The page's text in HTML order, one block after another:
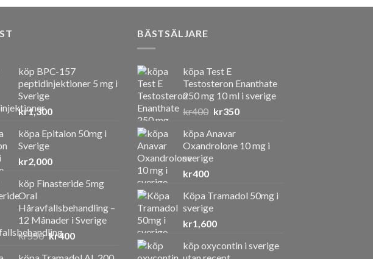
köp BPC-157
peptidinjektioner 5 mg i
Sverige
kr1,300
köpa Epitalon 50mg i
Sverige
kr2,000
köp Finasteride 5mg
Oral
Håravfallsbehandling –
12 Månader i Sverige
kr550 Det
kr400Det
BÄSTSÄLJARE
köpa Test E
Testosteron Enanthate
250 mg 10 ml i sverige
kr400 Det
priset
var:
kr400.
kr350Det
är:
köpa Anavar
Oxandrolone 10 mg i
sverige
kr400
Köpa Tramadol 50mg i
sverige
kr1,600
köp oxycontin i sverige